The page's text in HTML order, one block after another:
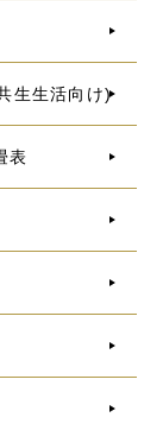
生生活向け)
表